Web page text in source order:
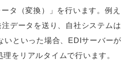
タ（変換）」を行います。例え
データを送り、自社システムは
いといった場合、EDIサーバーが
をリアルタイムで行います。